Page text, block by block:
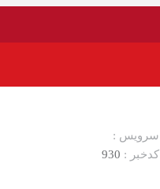
سرویس :
کدخبر : 930